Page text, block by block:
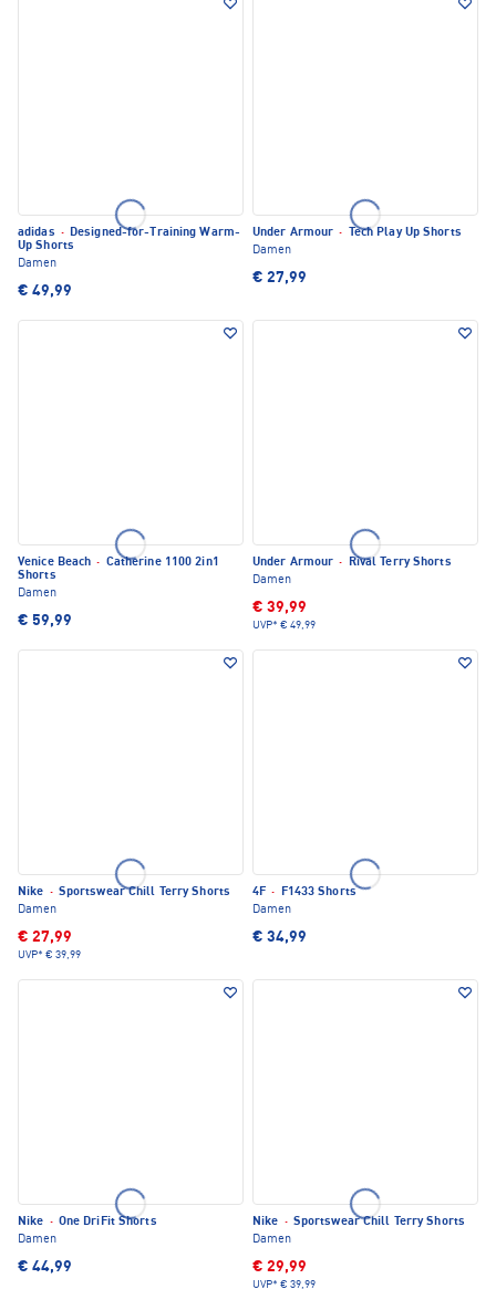
adidas · Designed-for-Training Warm-
Up Shorts
Damen
€ 49,99
Under Armour ·
Tech Play Up Shorts
Damen
€ 27,99
Venice Beach · Catherine 1100 2in1
Shorts
Damen
€ 59,99
Under Armour ·
Rival Terry Shorts
Damen
€ 39,99
UVP* € 49,99
Nike · Sportswear Chill Terry Shorts
Damen
€ 27,99
UVP* € 39,99
4F ·
F1433 Shorts
Damen
€ 34,99
Nike · One DriFit Shorts
Damen
€ 44,99
Nike · Sportswear Chill Terry Shorts
Damen
€ 29,99
UVP* € 39,99